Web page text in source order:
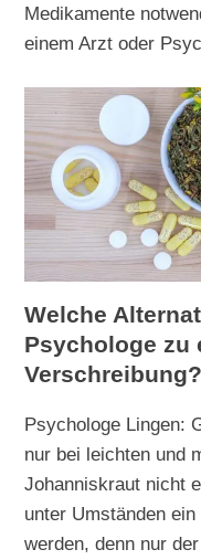
Medikamente
einem Arzt oder
Welche
Psychologe zu
Verschreibung?
Psychologe Lingen:
nur bei leichten und
Johanniskraut nicht
unter Umständen
werden, denn nur